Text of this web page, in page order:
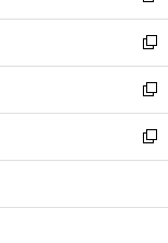
開
く
ウ
で
開
く
ン
ド
ウ
で
開
く
ウ
ィ
ン
ド
ウ
で
開
し
い
ウ
ィ
ン
ド
ウ
開
新
し
い
ウ
ィ
ン
ウ
新
し
い
ウ
ン
新
し
ウ